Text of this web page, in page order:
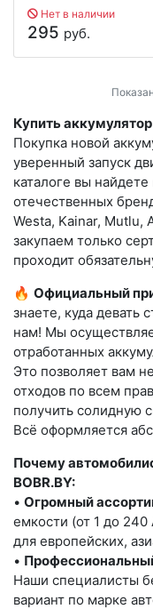
Нет в наличии
295 руб.
Купить
Покупка новой
уверенный запуск
каталоге вы
отечественных
Westa, Kainar, Mutlu,
закупаем только
проходит
🔥 Официальный
знаете, куда девать
нам! Мы
отработанных
Это позволяет вам
отходов по всем
получить солидную
Всё оформляется
Почему
BOBR.BY:
• Огромный
емкости (от 1 до 240
для европейских,
•
Наши специалисты
вариант по марке